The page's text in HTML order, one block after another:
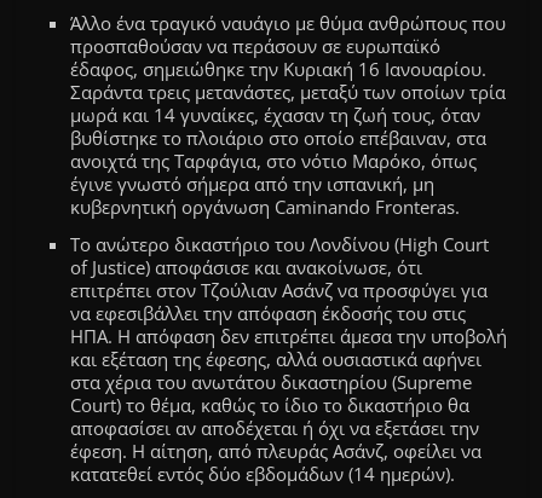
Άλλο ένα τραγικό ναυάγιο με θύμα ανθρώπους που
προσπαθούσαν να περάσουν σε ευρωπαϊκό
έδαφος, σημειώθηκε την Κυριακή 16 Ιανουαρίου.
Σαράντα τρεις μετανάστες, μεταξύ των οποίων τρία
μωρά και 14 γυναίκες, έχασαν τη ζωή τους, όταν
βυθίστηκε το πλοιάριο στο οποίο επέβαιναν, στα
ανοιχτά της Ταρφάγια, στο νότιο Μαρόκο, όπως
έγινε γνωστό σήμερα από την ισπανική, μη
κυβερνητική οργάνωση Caminando Fronteras.
Το ανώτερο δικαστήριο του Λονδίνου (High Court
of Justice) αποφάσισε και ανακοίνωσε, ότι
επιτρέπει στον Τζούλιαν Ασάνζ να προσφύγει για
να εφεσιβάλλει την απόφαση έκδοσής του στις
ΗΠΑ. Η απόφαση δεν επιτρέπει άμεσα την υποβολή
και εξέταση της έφεσης, αλλά ουσιαστικά αφήνει
στα χέρια του ανωτάτου δικαστηρίου (Supreme
Court) το θέμα, καθώς το ίδιο το δικαστήριο θα
αποφασίσει αν αποδέχεται ή όχι να εξετάσει την
έφεση. Η αίτηση, από πλευράς Ασάνζ, οφείλει να
κατατεθεί εντός δύο εβδομάδων (14 ημερών).